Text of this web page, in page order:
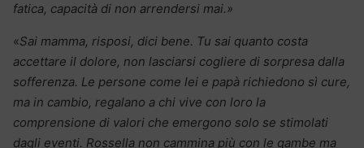
fatica, capacità di non arrendersi mai.»
«Sai mamma, risposi, dici bene. Tu sai quanto costa
accettare il dolore, non lasciarsi cogliere di sorpresa dalla
sofferenza. Le persone come lei e papà richiedono sì cure,
ma in cambio, regalano a chi vive con loro la
comprensione di valori che emergono solo se stimolati
dagli eventi. Rossella non cammina più con le gambe ma